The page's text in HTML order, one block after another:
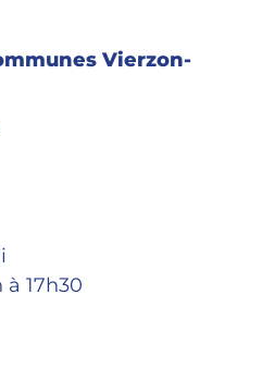
Vierzon-
à 17h30